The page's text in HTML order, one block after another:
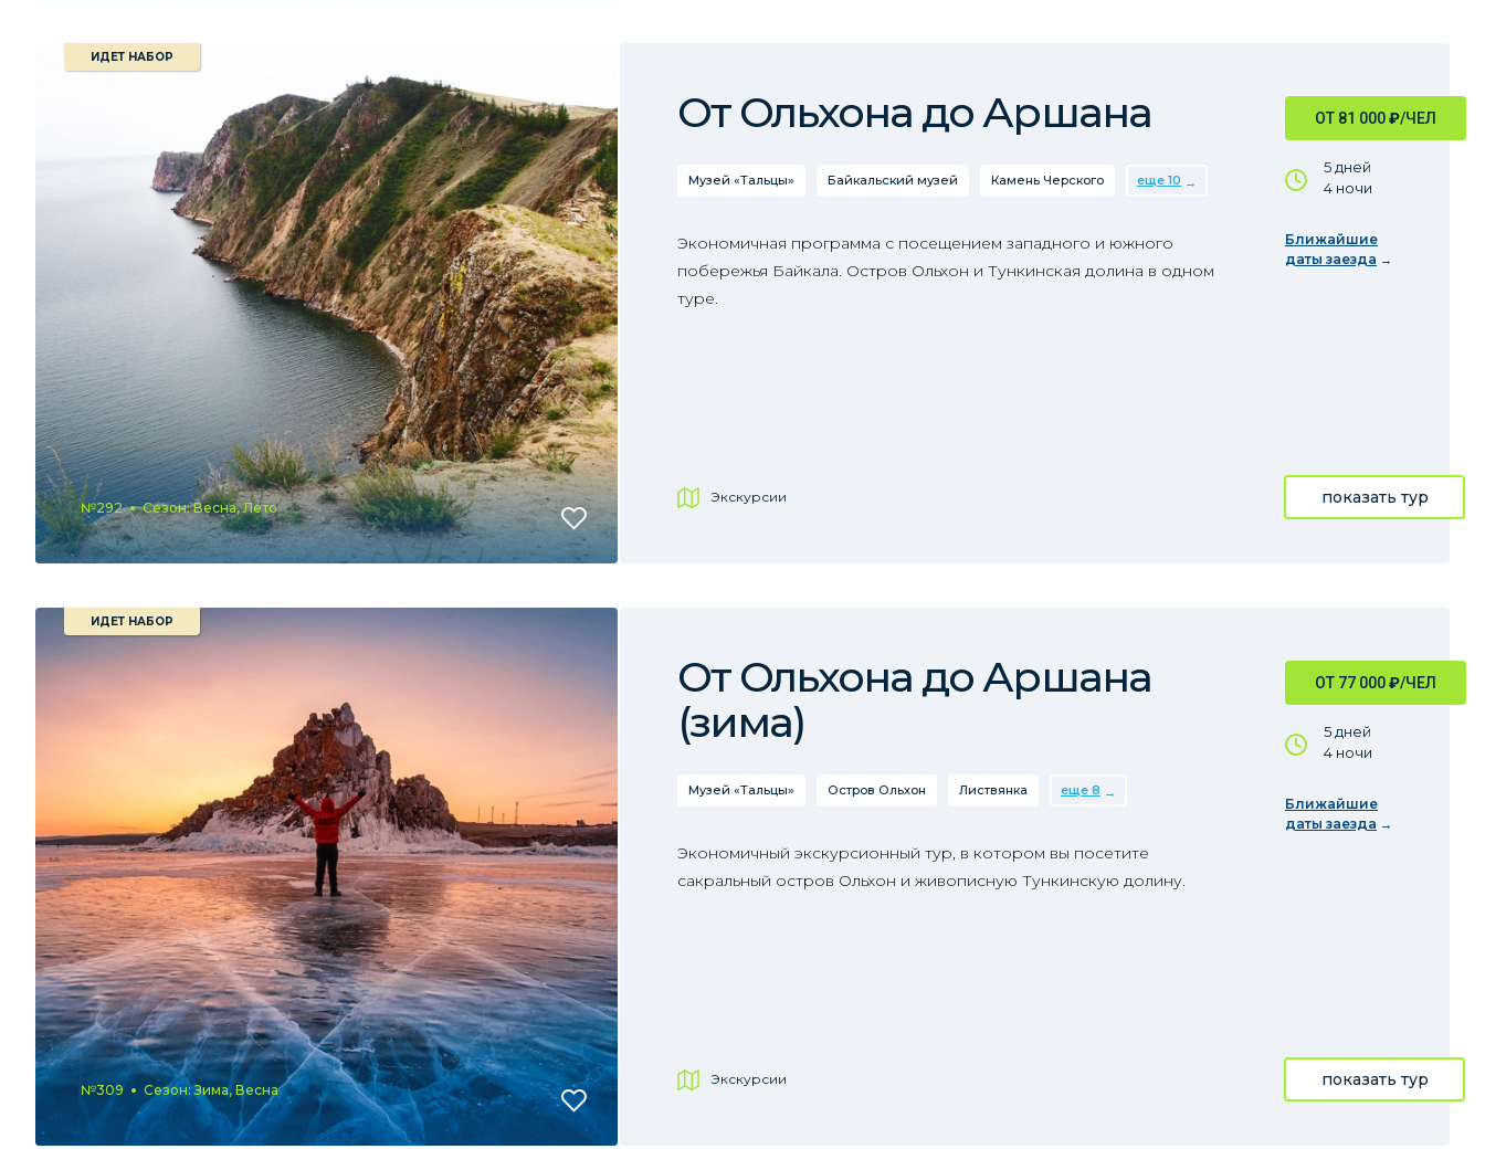
ИДЕТ НАБОР
№292 Сезон: Весна, Лето
ОТ 81 000₽/ЧЕЛ
5 дней
4 ночи
Ближайшие
даты заезда
От Ольхона до Аршана
Музей «Тальцы» Байкальский музей Камень Черского еще 10
Экономичная программа с посещением западного и южного
побережья Байкала. Остров Ольхон и Тункинская долина в одном
туре.
Экскурсии показать тур
ИДЕТ НАБОР
№309 Сезон: Зима, Весна
ОТ 77 000₽/ЧЕЛ
5 дней
4 ночи
Ближайшие
даты заезда
От Ольхона до Аршана
(зима)
Музей «Тальцы» Остров Ольхон Листвянка еще 8
Экономичный экскурсионный тур, в котором вы посетите
сакральный остров Ольхон и живописную Тункинскую долину.
Экскурсии показать тур